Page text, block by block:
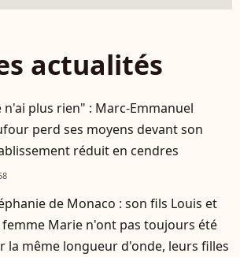
actualités
n'ai plus rien" : Marc-Emmanuel
perd ses moyens devant son
réduit en cendres
de Monaco : son fils Louis et
femme Marie n'ont pas toujours été
la même longueur d'onde, leurs filles